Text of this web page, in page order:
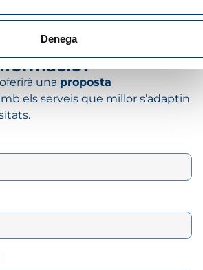
Denega
una proposta
els serveis que millor s’adaptin